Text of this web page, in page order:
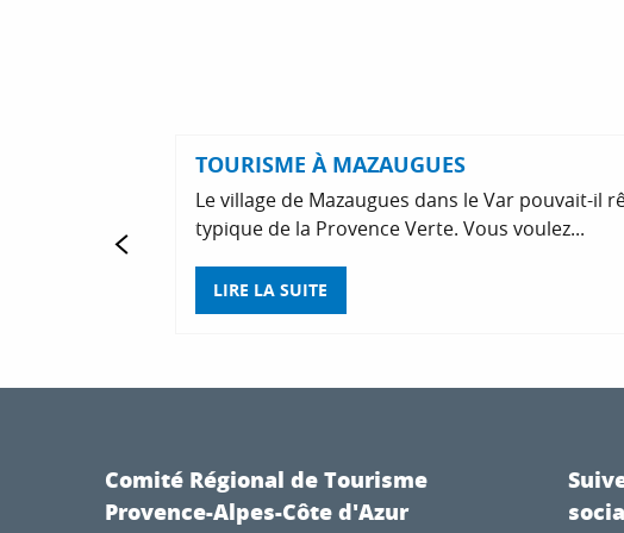
TOURISME À MAZAUGUES
Le village de Mazaugues dans le Var pouvait-il
typique de la Provence Verte. Vous voulez...
LIRE LA SUITE
Comité Régional de Tourisme
Provence-Alpes-Côte d'Azur